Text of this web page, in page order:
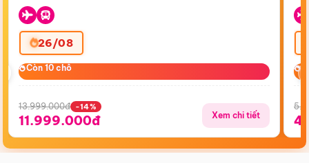
26/08
Còn 10 chỗ
Còn 10 chỗ
13.999.000đ -14%
11.999.000đ Xem chi tiết